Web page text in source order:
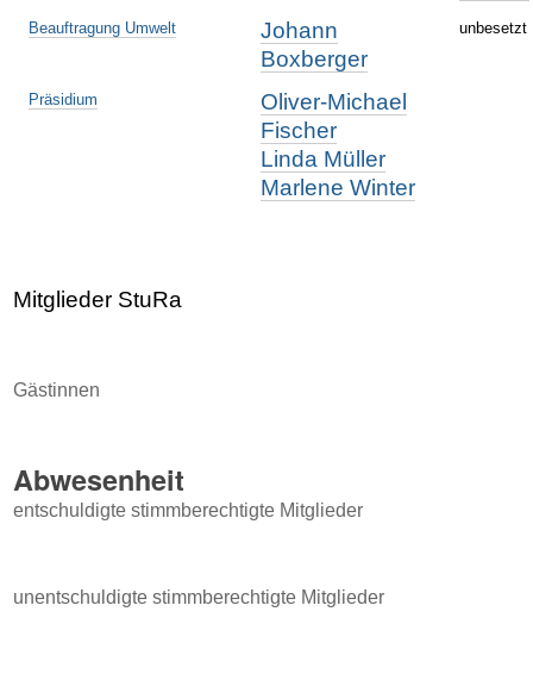
Beauftragung Umwelt
Johann
Boxberger
unbesetzt
Präsidium
Oliver-Michael
Fischer
Linda Müller
Marlene Winter
Mitglieder StuRa
Gästinnen
Abwesenheit
entschuldigte stimmberechtigte Mitglieder
unentschuldigte stimmberechtigte Mitglieder